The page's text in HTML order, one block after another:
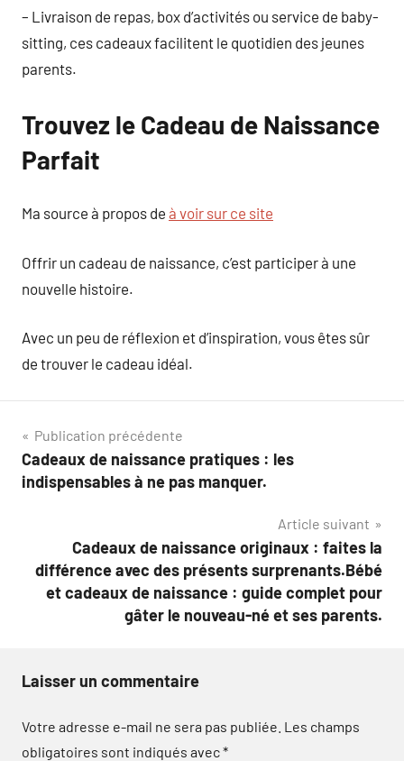
– Livraison de repas, box d’activités ou service de baby-
sitting, ces cadeaux facilitent le quotidien des jeunes
parents.
Trouvez le Cadeau de Naissance
Parfait
Ma source à propos de à voir sur ce site
Offrir un cadeau de naissance, c’est participer à une
nouvelle histoire.
Avec un peu de réflexion et d’inspiration, vous êtes sûr
de trouver le cadeau idéal.
Navigation
de
Publication précédente
Cadeaux de naissance pratiques : les
indispensables à ne pas manquer.
Article suivant
Cadeaux de naissance originaux : faites la
différence avec des présents surprenants.Bébé
et cadeaux de naissance : guide complet pour
gâter le nouveau-né et ses parents.
Laisser un commentaire
Votre adresse e-mail ne sera pas publiée. Les champs
obligatoires sont indiqués avec*